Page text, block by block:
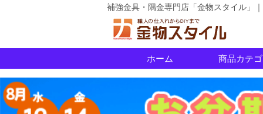
補強金具・隅金専門店「金物スタイル」
ホーム 商品カテ